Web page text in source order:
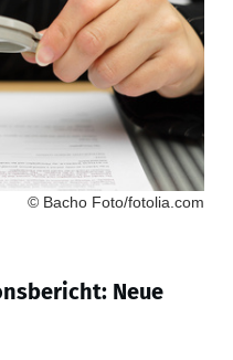
© Bacho Foto/fotolia.com
Neue